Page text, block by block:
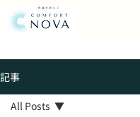
記事
All Posts